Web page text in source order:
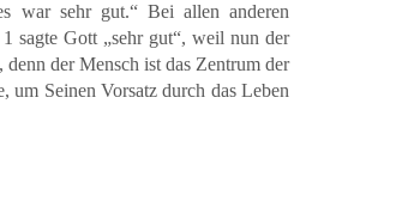
war sehr gut.“ Bei allen anderen
sagte Gott „sehr gut“, weil nun der
der Mensch ist das Zentrum der
um Seinen Vorsatz durch das Leben